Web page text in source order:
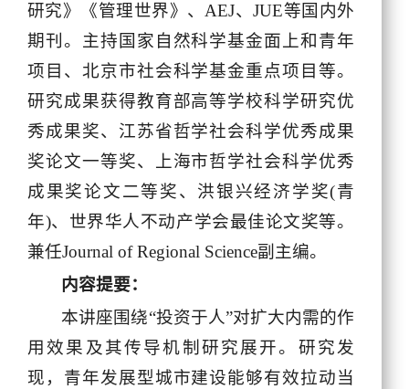
研究》《管理世界》、AEJ、JUE等国内外
期刊。主持国家自然科学基金面上和青年
项目、北京市社会科学基金重点项目等。
研究成果获得教育部高等学校科学研究优
秀成果奖、江苏省哲学社会科学优秀成果
奖论文一等奖、上海市哲学社会科学优秀
成果奖论文二等奖、洪银兴经济学奖(青
年)、世界华人不动产学会最佳论文奖等。
兼任Journal of Regional Science副主编。
内容提要：
本讲座围绕“投资于人”对扩大内需的作
用效果及其传导机制研究展开。研究发
现，青年发展型城市建设能够有效拉动当